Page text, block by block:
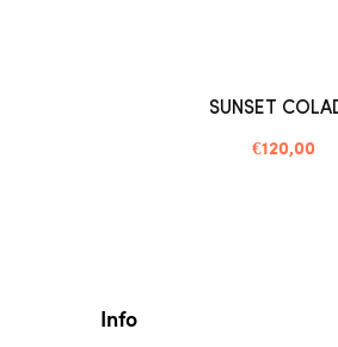
SUNSET
€120,00
Info